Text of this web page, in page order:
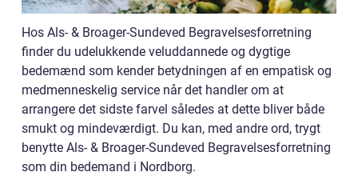
Hos Als- & Broager-Sundeved Begravelsesforretning
finder du udelukkende veluddannede og dygtige
bedemænd som kender betydningen af en empatisk og
medmenneskelig service når det handler om at
arrangere det sidste farvel således at dette bliver både
smukt og mindeværdigt. Du kan, med andre ord, trygt
benytte Als- & Broager-Sundeved Begravelsesforretning
som din bedemand i Nordborg.